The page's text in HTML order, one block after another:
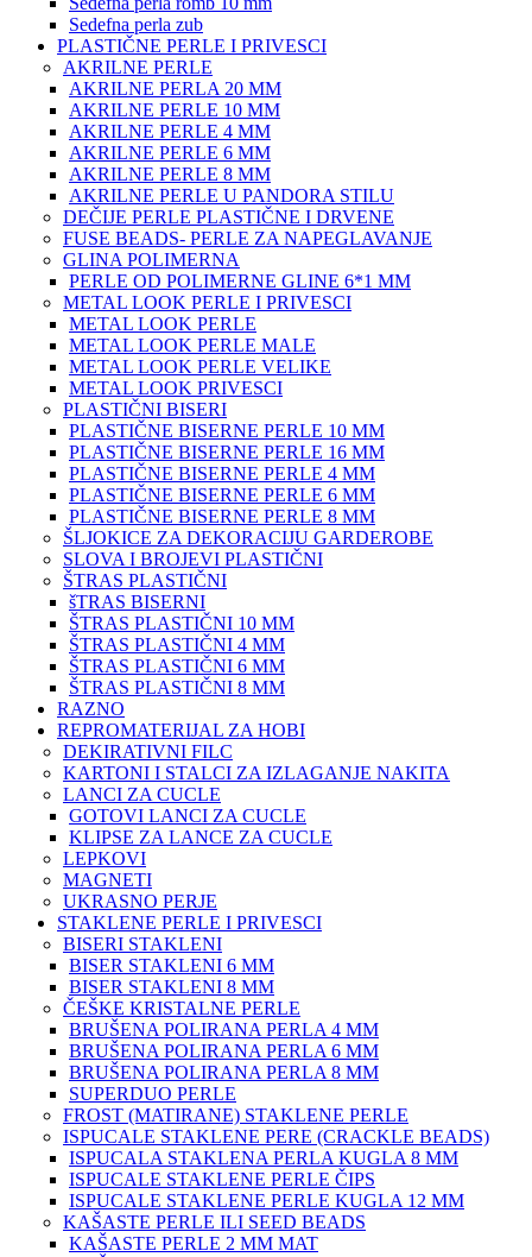
Sedefna perla zub
PLASTIČNE PERLE I PRIVESCI
AKRILNE PERLE
AKRILNE PERLA 20 MM
AKRILNE PERLE 10 MM
AKRILNE PERLE 4 MM
AKRILNE PERLE 6 MM
AKRILNE PERLE 8 MM
AKRILNE PERLE U PANDORA STILU
DEČIJE PERLE PLASTIČNE I DRVENE
FUSE BEADS- PERLE ZA NAPEGLAVANJE
GLINA POLIMERNA
PERLE OD POLIMERNE GLINE 6*1 MM
METAL LOOK PERLE I PRIVESCI
METAL LOOK PERLE
METAL LOOK PERLE MALE
METAL LOOK PERLE VELIKE
METAL LOOK PRIVESCI
PLASTIČNI BISERI
PLASTIČNE BISERNE PERLE 10 MM
PLASTIČNE BISERNE PERLE 16 MM
PLASTIČNE BISERNE PERLE 4 MM
PLASTIČNE BISERNE PERLE 6 MM
PLASTIČNE BISERNE PERLE 8 MM
ŠLJOKICE ZA DEKORACIJU GARDEROBE
SLOVA I BROJEVI PLASTIČNI
ŠTRAS PLASTIČNI
šTRAS BISERNI
ŠTRAS PLASTIČNI 10 MM
ŠTRAS PLASTIČNI 4 MM
ŠTRAS PLASTIČNI 6 MM
ŠTRAS PLASTIČNI 8 MM
RAZNO
REPROMATERIJAL ZA HOBI
DEKIRATIVNI FILC
KARTONI I STALCI ZA IZLAGANJE NAKITA
LANCI ZA CUCLE
GOTOVI LANCI ZA CUCLE
KLIPSE ZA LANCE ZA CUCLE
LEPKOVI
MAGNETI
UKRASNO PERJE
STAKLENE PERLE I PRIVESCI
BISERI STAKLENI
BISER STAKLENI 6 MM
BISER STAKLENI 8 MM
ČEŠKE KRISTALNE PERLE
BRUŠENA POLIRANA PERLA 4 MM
BRUŠENA POLIRANA PERLA 6 MM
BRUŠENA POLIRANA PERLA 8 MM
SUPERDUO PERLE
FROST (MATIRANE) STAKLENE PERLE
ISPUCALE STAKLENE PERE (CRACKLE BEADS)
ISPUCALA STAKLENA PERLA KUGLA 8 MM
ISPUCALE STAKLENE PERLE ČIPS
ISPUCALE STAKLENE PERLE KUGLA 12 MM
KAŠASTE PERLE ILI SEED BEADS
KAŠASTE PERLE 2 MM MAT